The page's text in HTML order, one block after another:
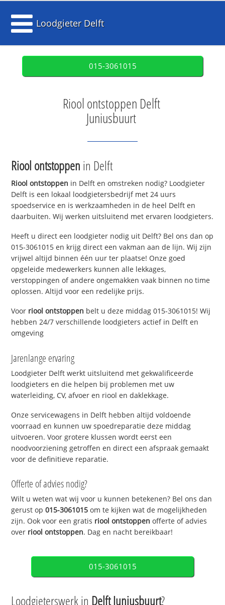
Loodgieter Delft
015-3061015
Riool ontstoppen Delft
Juniusbuurt
Riool ontstoppen in Delft
Riool ontstoppen in Delft en omstreken nodig? Loodgieter
Delft is een lokaal loodgietersbedrijf met 24 uurs
spoedservice en is werkzaamheden in de heel Delft en
daarbuiten. Wij werken uitsluitend met ervaren loodgieters.
Heeft u direct een loodgieter nodig uit Delft? Bel ons dan op
015-3061015 en krijg direct een vakman aan de lijn. Wij zijn
vrijwel altijd binnen één uur ter plaatse! Onze goed
opgeleide medewerkers kunnen alle lekkages,
verstoppingen of andere ongemakken vaak binnen no time
oplossen. Altijd voor een redelijke prijs.
Voor riool ontstoppen belt u deze middag 015-3061015! Wij
hebben 24/7 verschillende loodgieters actief in Delft en
omgeving
Jarenlange ervaring
Loodgieter Delft werkt uitsluitend met gekwalificeerde
loodgieters en die helpen bij problemen met uw
waterleiding, CV, afvoer en riool en daklekkage.
Onze servicewagens in Delft hebben altijd voldoende
voorraad en kunnen uw spoedreparatie deze middag
uitvoeren. Voor grotere klussen wordt eerst een
noodvoorziening getroffen en direct een afspraak gemaakt
voor de definitieve reparatie.
Offerte of advies nodig?
Wilt u weten wat wij voor u kunnen betekenen? Bel ons dan
gerust op015-3061015 om te kijken wat de mogelijkheden
zijn. Ook voor een gratis riool ontstoppen offerte of advies
over riool ontstoppen. Dag en nacht bereikbaar!
015-3061015
Loodgieterswerk in Delft Juniusbuurt?